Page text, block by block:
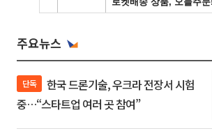
주요뉴스
단독
중…“스타트업 여러 곳 참여”